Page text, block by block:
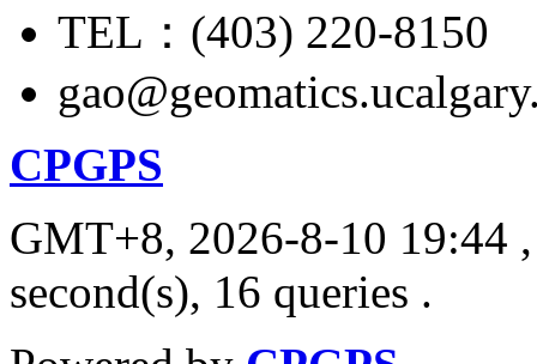
TEL：(403) 220-8150
CPGPS
GMT+8, 2026-8-10 19:44
second(s), 16 queries .